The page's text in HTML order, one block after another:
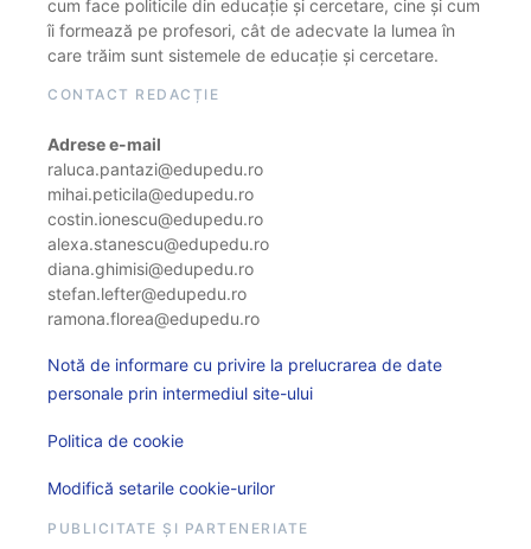
cum face politicile din educație și cercetare, cine și cum
îi formează pe profesori, cât de adecvate la lumea în
care trăim sunt sistemele de educație și cercetare.
CONTACT REDACȚIE
Adrese e-mail
raluca.pantazi@edupedu.ro
mihai.peticila@edupedu.ro
costin.ionescu@edupedu.ro
alexa.stanescu@edupedu.ro
diana.ghimisi@edupedu.ro
stefan.lefter@edupedu.ro
ramona.florea@edupedu.ro
Notă de informare cu privire la prelucrarea de date
personale prin intermediul site-ului
Politica de cookie
Modifică setarile cookie-urilor
PUBLICITATE ȘI PARTENERIATE